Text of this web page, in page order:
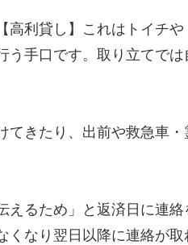
高利貸し】これはトイチ
う手口です。取り立てで
てきたり、出前や救急車
えるため」と返済日に連
くなり翌日以降に連絡が